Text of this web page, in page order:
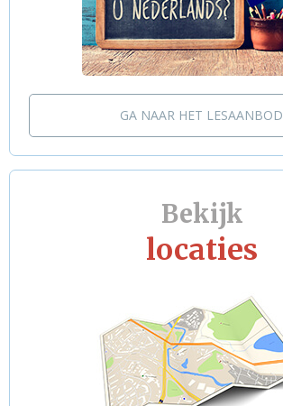
GA NAAR HET LESAANBOD
Bekijk
locaties